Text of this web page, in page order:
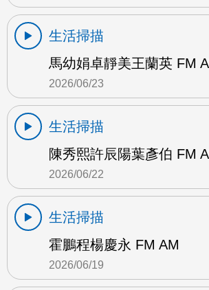
生活掃描
馬幼娟卓靜美王蘭英 FM
2026/06/23
生活掃描
陳秀熙許辰陽葉彥伯 FM
2026/06/22
生活掃描
霍鵬程楊慶永 FM AM
2026/06/19